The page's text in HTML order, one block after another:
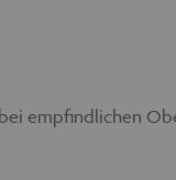
empfindlichen